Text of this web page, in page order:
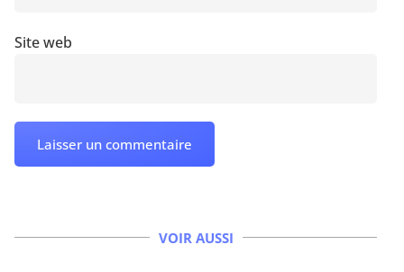
Site web
VOIR AUSSI